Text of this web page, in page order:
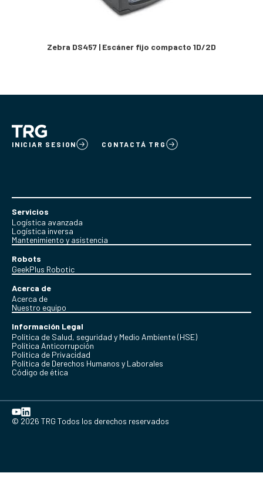
Zebra DS457 | Escáner fijo compacto 1D/2D
INICIAR SESION CONTACTÁ TRG
Servicios
Logística avanzada
Logística inversa
Mantenimiento y asistencia
Robots
GeekPlus Robotic
Acerca de
Acerca de
Nuestro equipo
Información Legal
Política de Salud, seguridad y Medio Ambiente (HSE)
Política Anticorrupción
Politica de Privacidad
Política de Derechos Humanos y Laborales
Código de ética
© 2026 TRG Todos los derechos reservados